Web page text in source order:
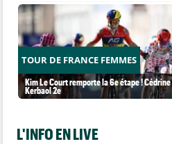
TOUR DE FRANCE FEMMES
Kim Le Court remporte la 6e étape ! Cédrine
Kerbaol 2e
L'INFO EN LIVE